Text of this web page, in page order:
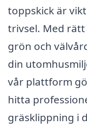
toppskick är
trivsel. Med
grön och
din
vår plattform
hitta
gräsklippning i